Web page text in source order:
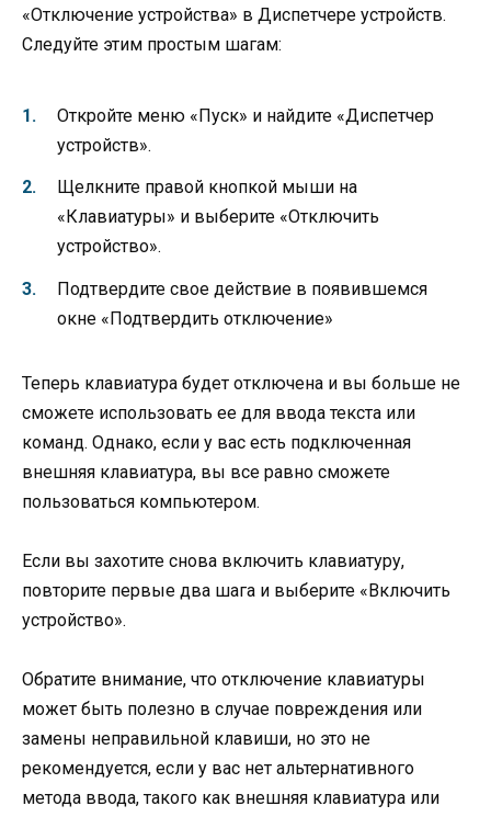
«Отключение устройства» в Диспетчере устройств.
Следуйте этим простым шагам:
Откройте меню «Пуск» и найдите «Диспетчер
устройств».
Щелкните правой кнопкой мыши на
«Клавиатуры» и выберите «Отключить
устройство».
Подтвердите свое действие в появившемся
окне «Подтвердить отключение»
Теперь клавиатура будет отключена и вы больше не
сможете использовать ее для ввода текста или
команд. Однако, если у вас есть подключенная
внешняя клавиатура, вы все равно сможете
пользоваться компьютером.
Если вы захотите снова включить клавиатуру,
повторите первые два шага и выберите «Включить
устройство».
Обратите внимание, что отключение клавиатуры
может быть полезно в случае повреждения или
замены неправильной клавиши, но это не
рекомендуется, если у вас нет альтернативного
метода ввода, такого как внешняя клавиатура или